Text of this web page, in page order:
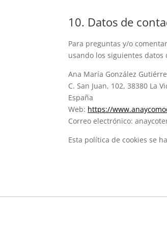
10. Datos de
Para preguntas y/o
usando los siguientes datos
Ana María González
C. San Juan, 102, 38380 La
España
Web: https://
Correo electrónico:
Esta política de cookies se